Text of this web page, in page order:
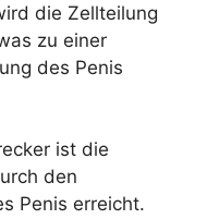
die Zellteilung
zu einer
des Penis
ist die
den
Penis erreicht.